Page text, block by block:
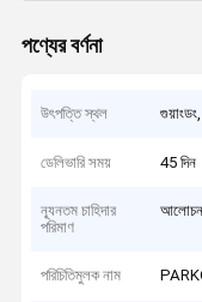
পণ্যের বর্ণনা
উৎপত্তি স্থল
ডেলিভারি সময় 45 দিন
ন্যূনতম চাহিদার
পরিমাণ
পরিচিতিমুলক নাম